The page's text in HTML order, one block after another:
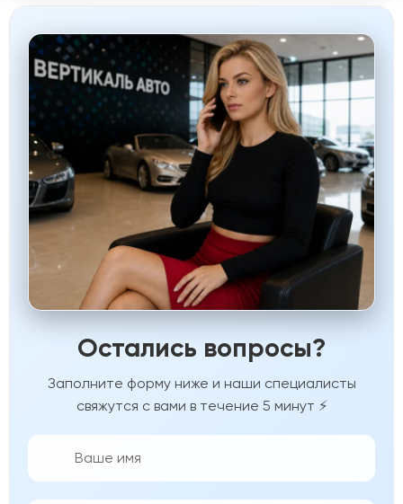
Остались вопросы?
Заполните форму ниже и наши специалисты
свяжутся с вами в течение 5 минут ⚡